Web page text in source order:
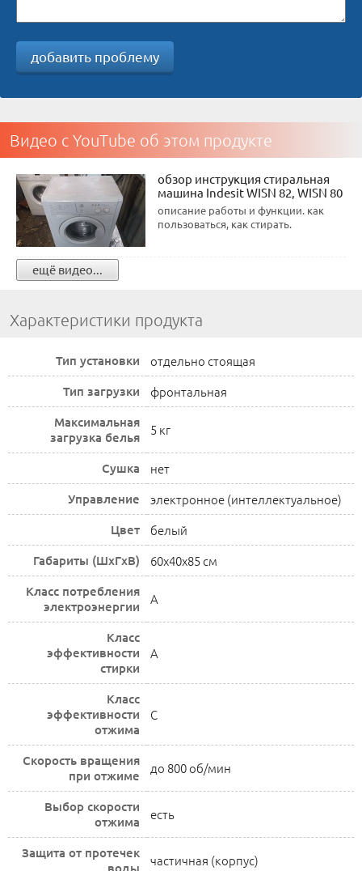
добавить проблему
Видео с YouTube об этом продукте
обзор инструкция стиральная
машина Indesit WISN 82, WISN 80
описание работы и функции. как
пользоваться, как стирать.
ещё видео...
Характеристики продукта
Тип установки отдельно стоящая
Тип загрузки фронтальная
Максимальная
загрузка белья
5 кг
Сушка нет
Управление электронное (интеллектуальное)
Цвет белый
Габариты (ШxГxВ) 60x40x85 см
Класс потребления
электроэнергии
A
Класс
эффективности
стирки
A
Класс
эффективности
отжима
C
Скорость вращения
при отжиме
до 800 об/мин
Выбор скорости
отжима
есть
Защита от протечек
воды
частичная (корпус)